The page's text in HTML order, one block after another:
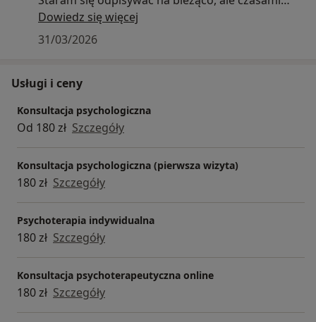
może to chwilę zająć.
Dowiedz się więcej
31/03/2026
Usługi i ceny
Konsultacja psychologiczna
Od 180 zł Szczegóły
Konsultacja psychologiczna (pierwsza wizyta)
180 zł Szczegóły
Psychoterapia indywidualna
180 zł Szczegóły
Konsultacja psychoterapeutyczna online
180 zł Szczegóły